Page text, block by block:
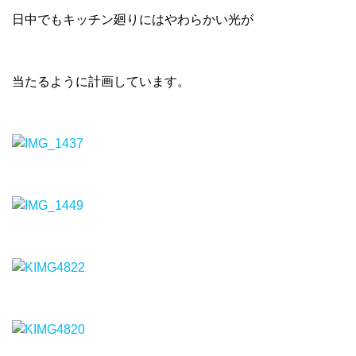
日中でもキッチン廻りにはやわらかい光が
当たるように計画しています。